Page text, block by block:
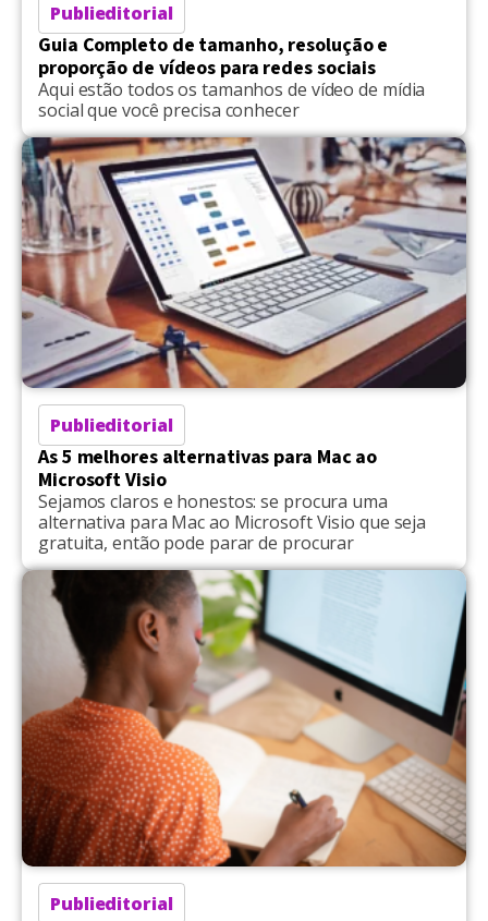
Publieditorial
Guia Completo de tamanho, resolução e
proporção de vídeos para redes sociais
Aqui estão todos os tamanhos de vídeo de mídia
social que você precisa conhecer
Publieditorial
As 5 melhores alternativas para Mac ao
Microsoft Visio
Sejamos claros e honestos: se procura uma
alternativa para Mac ao Microsoft Visio que seja
gratuita, então pode parar de procurar
Publieditorial